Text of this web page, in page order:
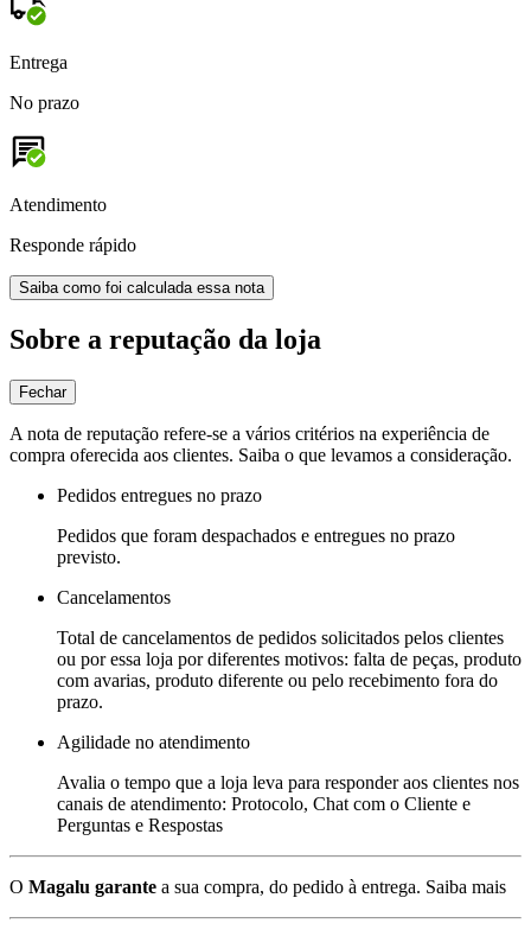
Entrega
No prazo
Atendimento
Responde rápido
Saiba como foi calculada essa nota
Sobre a reputação da loja
Fechar
A nota de reputação refere-se a vários critérios na experiência de
compra oferecida aos clientes. Saiba o que levamos a consideração.
Pedidos entregues no prazo
Pedidos que foram despachados e entregues no prazo
previsto.
Cancelamentos
Total de cancelamentos de pedidos solicitados pelos clientes
ou por essa loja por diferentes motivos: falta de peças, produto
com avarias, produto diferente ou pelo recebimento fora do
prazo.
Agilidade no atendimento
Avalia o tempo que a loja leva para responder aos clientes nos
canais de atendimento: Protocolo, Chat com o Cliente e
Perguntas e Respostas
O Magalu garante a sua compra, do pedido à entrega. Saiba mais